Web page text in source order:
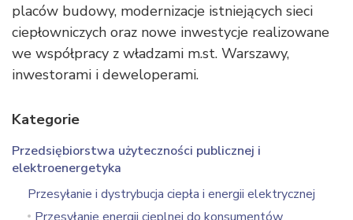
placów budowy, modernizacje istniejących sieci
ciepłowniczych oraz nowe inwestycje realizowane
we współpracy z władzami m.st. Warszawy,
inwestorami i deweloperami.
Kategorie
Przedsiębiorstwa użyteczności publicznej i
elektroenergetyka
Przesyłanie i dystrybucja ciepła i energii elektrycznej